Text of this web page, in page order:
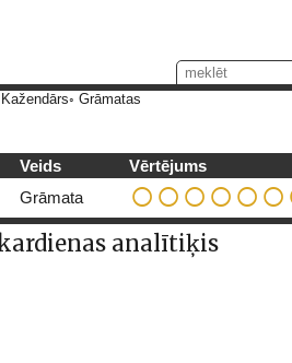
Kažendārs Grāmatas
Veids
Vērtējums
Grāmata
analītiķis